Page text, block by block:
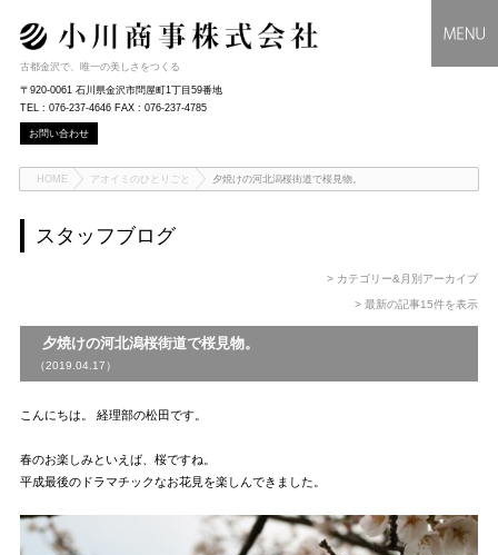
古都金沢で、唯一の美しさをつくる
〒920-0061 石川県金沢市問屋町1丁目59番地
TEL : 076-237-4646 FAX : 076-237-4785
お問い合わせ
HOME アオイミのひとりごと 夕焼けの河北潟桜街道で桜見物。
スタッフブログ
> カテゴリー&月別アーカイブ
> 最新の記事15件を表示
夕焼けの河北潟桜街道で桜見物。
（2019.04.17）
こんにちは。 経理部の松田です。
春のお楽しみといえば、桜ですね。
平成最後のドラマチックなお花見を楽しんできました。